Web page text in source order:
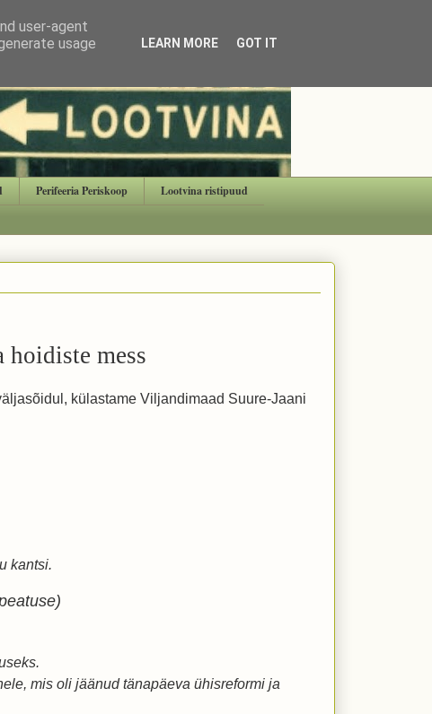
Perifeeria Periskoop
Lootvina ristipuud
mess
külastame Viljandimaad Suure-Jaani
kantsi.
mis oli jäänud tänapäeva ühisreformi ja
user-agent
usage
LEARN MORE GOT IT